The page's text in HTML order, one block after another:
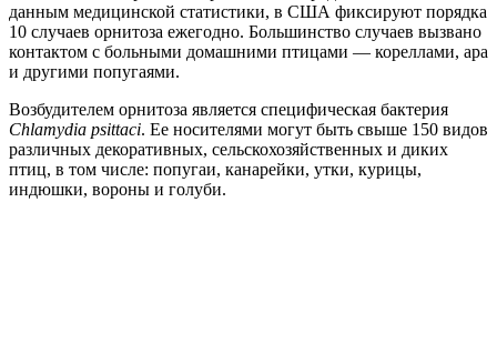
данным медицинской статистики, в США фиксируют порядка
10 случаев орнитоза ежегодно. Большинство случаев вызвано
контактом с больными домашними птицами — кореллами, ара
и другими попугаями.
Возбудителем орнитоза является специфическая бактерия
Chlamydia psittaci. Ее носителями могут быть свыше 150 видов
различных декоративных, сельскохозяйственных и диких
птиц, в том числе: попугаи, канарейки, утки, курицы,
индюшки, вороны и голуби.